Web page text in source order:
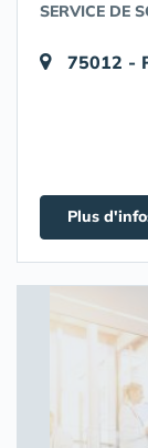
SERVICE DE
75012 -
Plus